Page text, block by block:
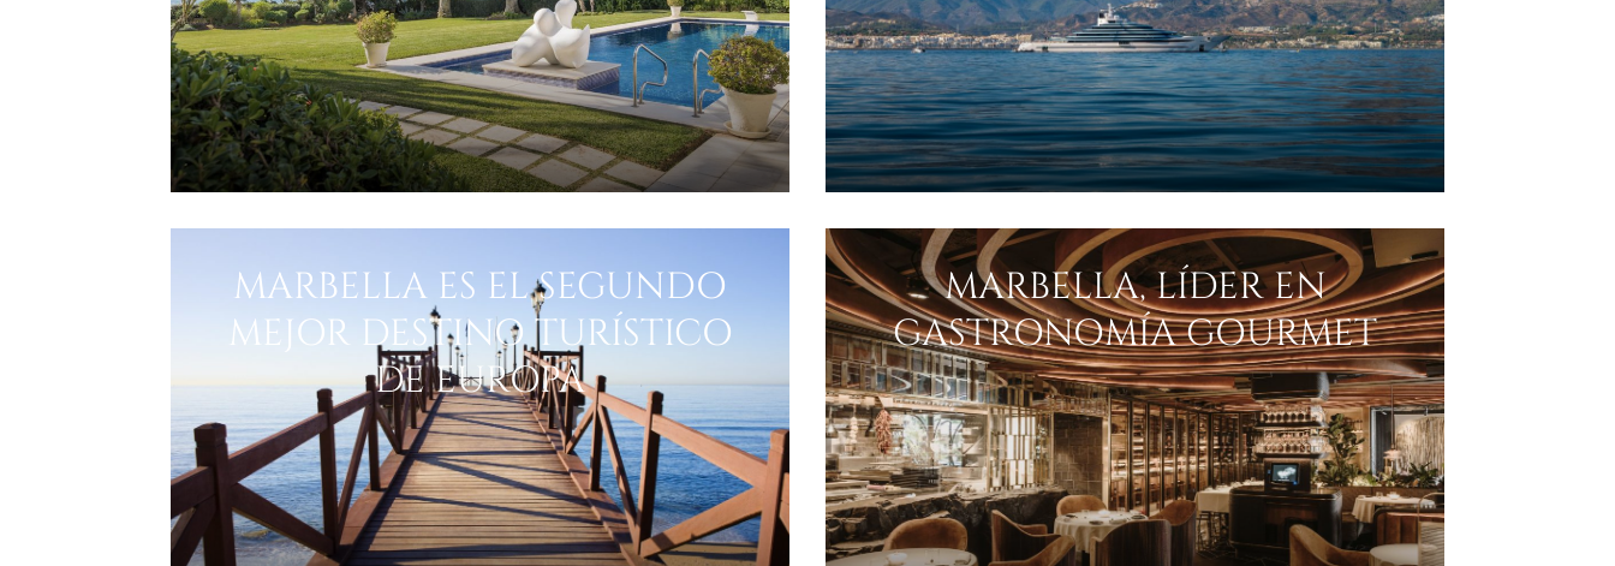
MARBELLA ES EL SEGUNDO
MEJOR DESTINO TURÍSTICO
DE EUROPA
MARBELLA, LÍDER EN
GASTRONOMÍA GOURMET